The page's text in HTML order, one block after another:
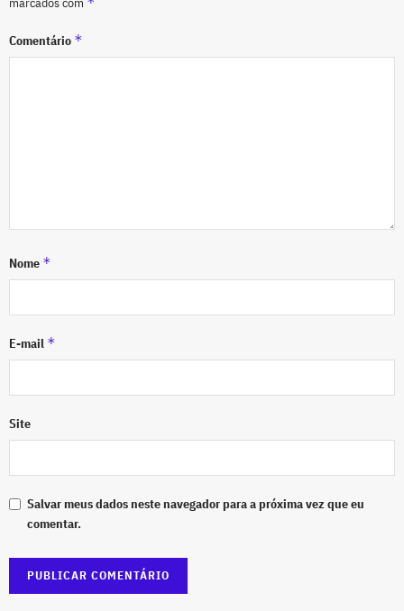
Comentário *
Nome *
E-mail *
Site
Salvar meus dados neste navegador para a próxima vez que eu
comentar.